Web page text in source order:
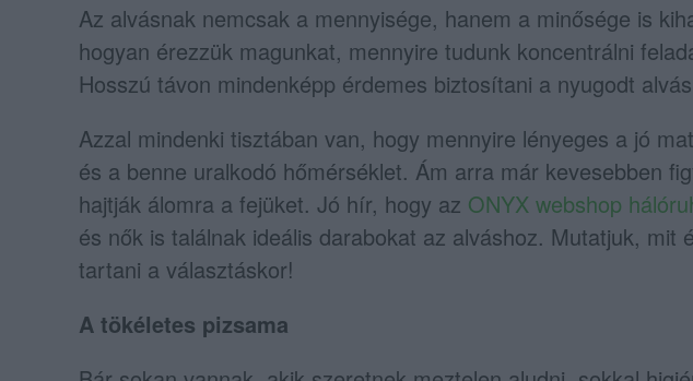
Az alvásnak nemcsak a mennyisége, hanem a minősége is
hogyan érezzük magunkat, mennyire tudunk koncentrálni
Hosszú távon mindenképp érdemes biztosítani a nyugodt
Azzal mindenki tisztában van, hogy mennyire lényeges a jó
és a benne uralkodó hőmérséklet. Ám arra már kevesebben
hajtják álomra a fejüket. Jó hír, hogy az ONYX webshop
és nők is találnak ideális darabokat az alváshoz. Mutatjuk, mit
tartani a választáskor!
A tökéletes pizsama